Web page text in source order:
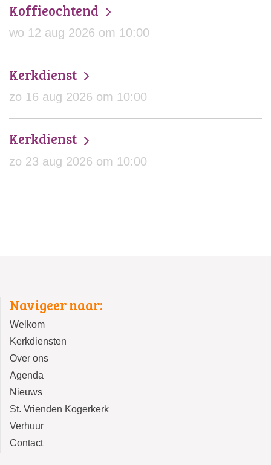
Koffieochtend
wo 12 aug 2026 om 10:00
Kerkdienst
zo 16 aug 2026 om 10:00
Kerkdienst
zo 23 aug 2026 om 10:00
Navigeer naar:
Welkom
Kerkdiensten
Over ons
Agenda
Nieuws
St. Vrienden Kogerkerk
Verhuur
Contact